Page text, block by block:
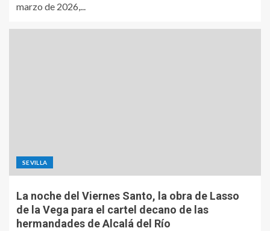
marzo de 2026,...
SEVILLA
La noche del Viernes Santo, la obra de Lasso
de la Vega para el cartel decano de las
hermandades de Alcalá del Río